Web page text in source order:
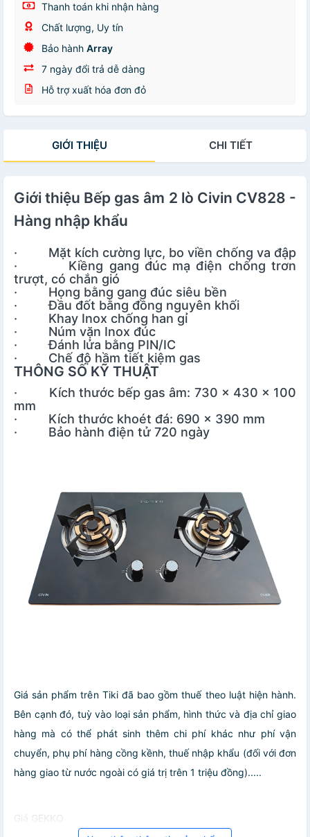
Thanh toán khi nhận hàng
Chất lượng, Uy tín
Bảo hành Array
7 ngày đổi trả dễ dàng
Hỗ trợ xuất hóa đơn đỏ
GIỚI THIỆU CHI TIẾT
Giới thiệu Bếp gas âm 2 lò Civin CV828 -
Hàng nhập khẩu
· Mặt kích cường lực, bo viền chống va đập
· Kiềng gang đúc mạ điện chống trơn
trượt, có chắn gió
· Họng bằng gang đúc siêu bền
· Đầu đốt bằng đồng nguyên khối
· Khay Inox chống han gỉ
· Núm vặn Inox đúc
· Đánh lửa bằng PIN/IC
· Chế độ hầm tiết kiệm gas
THÔNG SỐ KỸ THUẬT
· Kích thước bếp gas âm: 730 x 430 x 100
mm
· Kích thước khoét đá: 690 x 390 mm
· Bảo hành điện tử 720 ngày
Giá sản phẩm trên Tiki đã bao gồm thuế theo luật hiện hành.
Bên cạnh đó, tuỳ vào loại sản phẩm, hình thức và địa chỉ giao
hàng mà có thể phát sinh thêm chi phí khác như phí vận
chuyển, phụ phí hàng cồng kềnh, thuế nhập khẩu (đối với đơn
hàng giao từ nước ngoài có giá trị trên 1 triệu đồng).....
Giá GEKKO